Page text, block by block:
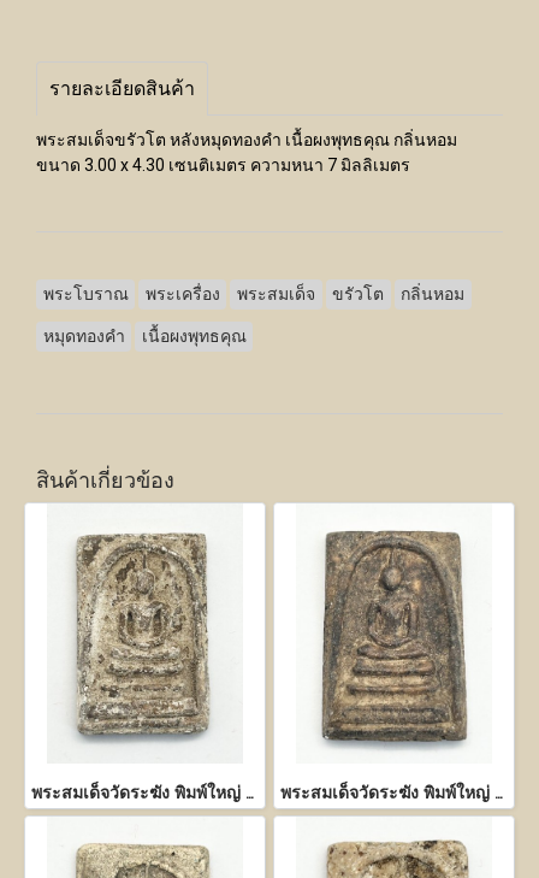
รายละเอียดสินค้า
พระสมเด็จขรัวโต หลังหมุดทองคำ เนื้อผงพุทธคุณ กลิ่นหอม
ขนาด 3.00 x 4.30 เซนติเมตร ความหนา 7 มิลลิเมตร
พระโบราณ พระเครื่อง พระสมเด็จ ขรัวโต กลิ่นหอม
หมุดทองคำ เนื้อผงพุทธคุณ
สินค้าเกี่ยวข้อง
พระสมเด็จวัดระฆัง พิมพ์ใหญ่ เนื้อผงพุทธคุณ พระสมเด็จวัดระฆัง พิมพ์ใหญ่ เนื้อผงพุทธคุณ